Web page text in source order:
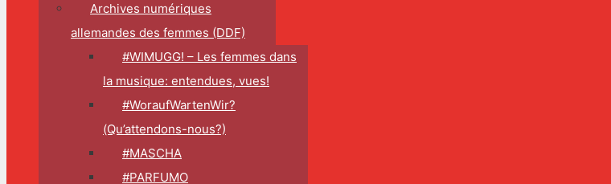
Archives numériques
allemandes des femmes (DDF)
#WIMUGG! – Les femmes dans
la musique: entendues, vues!
#WoraufWartenWir?
(Qu’attendons-nous?)
#MASCHA
#PARFUMO